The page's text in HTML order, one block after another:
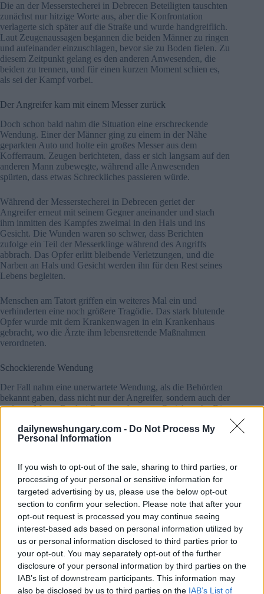
dailynewshungary.com - Do Not Process My
Personal Information
If you wish to opt-out of the sale, sharing to third parties, or
processing of your personal or sensitive information for
targeted advertising by us, please use the below opt-out
section to confirm your selection. Please note that after your
opt-out request is processed you may continue seeing
interest-based ads based on personal information utilized by
us or personal information disclosed to third parties prior to
your opt-out. You may separately opt-out of the further
disclosure of your personal information by third parties on the
IAB’s list of downstream participants. This information may
also be disclosed by us to third parties on the IAB’s List of
Die an der Messerstecherei in Debrecen Beteiligten tauschten
zunächst nur hitzige Worte aus, aber die Konfrontation
verlagerte sich später auf die Straße und wurde handgreiflich.
Laut Zeugenaussagen begannen die beiden Männer zu ringen
und aufeinander einzuschlagen, bevor sie zu Boden fielen. Zu
diesem Zeitpunkt gelang es den anderen Anwesenden, die
beiden zu trennen, und für einen kurzen Moment schien es,
als sei der Kampf vorbei.
Der Angreifer kam mit einem Messer zurück
Doch schon bald nahm die Situation eine erschreckende
Wendung. Einer der Männer ging zu einem in der Nähe
geparkten Auto und holte ein großes Messer aus dem
Kofferraum. Zeugen berichteten, dass er sich langsam auf den
anderen Mann zubewegte, während alle Anwesenden
spürten, dass etwas Schreckliches passieren würde.
Während der Messerstecherei in Debrecen geriet der
Angreifer erneut mit seinem Gegner aneinander und stach
ihm inmitten des Kampfes zweimal in den Hals und ins
Gesicht. Die Wunden waren so schwer, dass Berichten
zufolge ein Teil der Messerklinge während des Angriffs
abbrach. Das Opfer erlitt bleibende Verletzungen, und die
Narben an Hals und Gesicht werden ihn für den Rest seines
Lebens begleiten.
Menschen am Tatort griffen ein weiteres Mal ein und
verhinderten eine noch größere Tragödie. Das stark blutende
Opfer wurde mit dem Krankenwagen in ein Krankenhaus
gebracht, wo die Ärzte ihm lebensrettende Maßnahmen
verordneten.
Schockierende Wendung
Der Fall nahm eine unerwartete Wendung, als die Behörden
bekannt gaben, dass nicht nur der Angreifer, sondern auch der
verletzte Mann, Batdorj Bayarsambuu, vor Gericht steht. Die
ordnungswidrigen Verhaltens und behauptete, er habe auch
aktiv an der gewalttätigen Auseinandersetzung teilgenommen.